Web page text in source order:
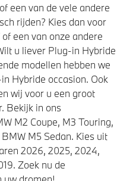
voetgangers
een van de vele andere
rijden? Kies dan voor
een van onze andere
u liever Plug-in Hybride
modellen hebben we
Hybride occasion. Ook
wij voor u een groot
Bekijk in ons
M2 Coupe, M3 Touring,
M5 Sedan. Kies uit
2026, 2025, 2024,
Zoek nu de